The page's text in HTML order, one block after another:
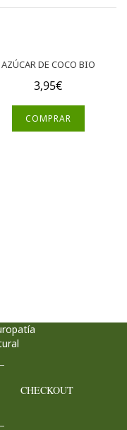
AZÚCAR DE COCO BIO
3,95€
COMPRAR
CHECKOUT